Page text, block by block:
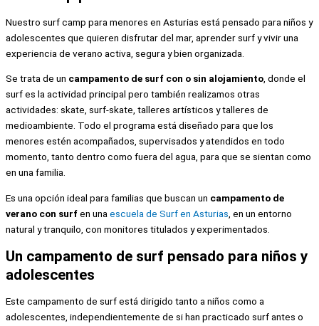
Nuestro surf camp para menores en Asturias está pensado para niños y
adolescentes que quieren disfrutar del mar, aprender surf y vivir una
experiencia de verano activa, segura y bien organizada.
Se trata de un campamento de surf con o sin alojamiento, donde el
surf es la actividad principal pero también realizamos otras
actividades: skate, surf-skate, talleres artísticos y talleres de
medioambiente. Todo el programa está diseñado para que los
menores estén acompañados, supervisados y atendidos en todo
momento, tanto dentro como fuera del agua, para que se sientan como
en una familia.
Es una opción ideal para familias que buscan un campamento de
verano con surfen una escuela de Surf en Asturias , en un entorno
natural y tranquilo, con monitores titulados y experimentados.
Un campamento de surf pensado para niños y
adolescentes
Este campamento de surf está dirigido tanto a niños como a
adolescentes, independientemente de si han practicado surf antes o